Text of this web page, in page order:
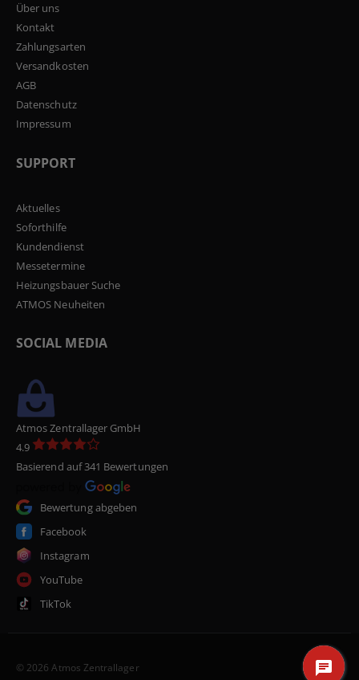
Über uns
Kontakt
Zahlungsarten
Versandkosten
AGB
Datenschutz
Impressum
SUPPORT
Aktuelles
Soforthilfe
Kundendienst
Messetermine
Heizungsbauer Suche
ATMOS Neuheiten
SOCIAL MEDIA
Atmos Zentrallager GmbH
4.9
Basierend auf 341 Bewertungen
Bewertung abgeben
Facebook
Instagram
YouTube
TikTok
© 2026 Atmos Zentrallager